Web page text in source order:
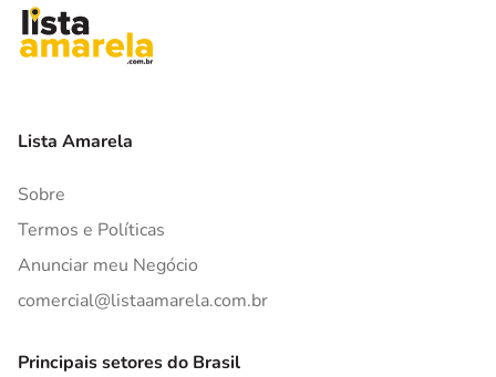
Lista Amarela
Sobre
Termos e Políticas
Anunciar meu Negócio
comercial@listaamarela.com.br
Principais setores do Brasil